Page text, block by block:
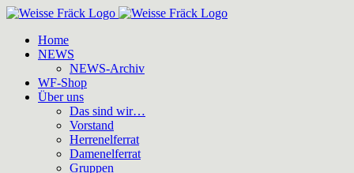
Zum
springenHome
NEWS
NEWS-Archiv
WF-Shop
Über uns
Das sind wir…
Vorstand
Herrenelferrat
Damenelferrat
Gruppen